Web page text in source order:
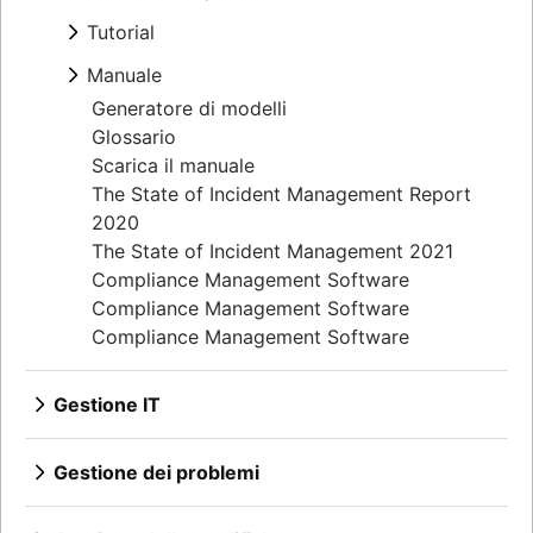
Modello
Imparzialità
Report
Riunione
Timeline
I 5 perché
Pubblico e privato a confronto
Tutorial
Comunicazione di imprevisti
Programma di reperibilità
Automazione delle notifiche ai clienti
Manuale
Panoramica
Risposta agli imprevisti
Analisi retrospettive
Generatore di modelli
Glossario
Scarica il manuale
The State of Incident Management Report
2020
The State of Incident Management 2021
Compliance Management Software
Compliance Management Software
Compliance Management Software
Gestione IT
Panoramica
Gestione dei problemi
Panoramica